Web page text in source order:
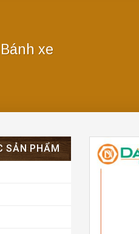
Bánh xe
SẢN PHẨM